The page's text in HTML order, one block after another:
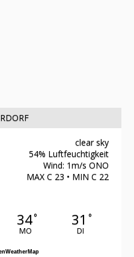
clear sky
54% Luftfeuchtigkeit
Wind: 1m/s ONO
MAX C 23 • MIN C 22
34°
MO
31 °
DI